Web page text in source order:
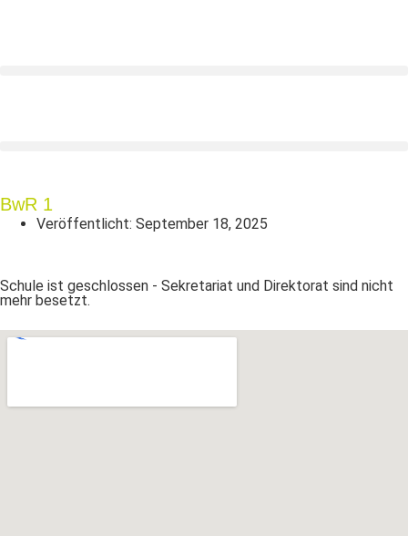
BwR 1
Veröffentlicht: September 18, 2025
Schule ist geschlossen - Sekretariat und Direktorat sind nicht
mehr besetzt.